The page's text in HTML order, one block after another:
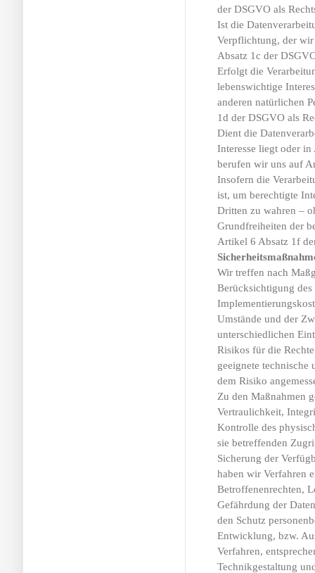
der DSGVO als
Ist die
Verpflichtung, der
Absatz 1c der
Erfolgt die
lebenswichtige
anderen natürlichen
1d der DSGVO als
Dient die
Interesse liegt oder
berufen wir uns auf
Insofern die
ist, um berechtigte
Dritten zu wahren –
Grundfreiheiten der
Artikel 6 Absatz 1f
Wir treffen nach
Berücksichtigung des
Umstände und der
unterschiedlichen
Risikos für die
geeignete technische
dem Risiko
Zu den Maßnahmen
Vertraulichkeit,
Kontrolle des
sie betreffenden
Sicherung der
haben wir Verfahren
Betroffenenrechten,
Gefährdung der
den Schutz
Entwicklung, bzw.
Verfahren,
Technikgestaltung